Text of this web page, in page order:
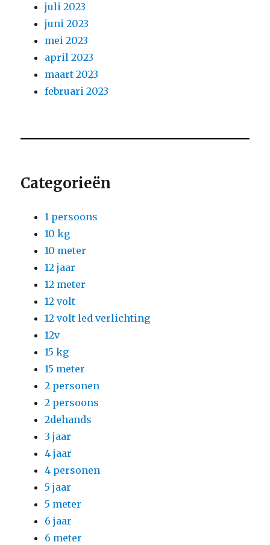
juli 2023
juni 2023
mei 2023
april 2023
maart 2023
februari 2023
Categorieën
1 persoons
10 kg
10 meter
12 jaar
12 meter
12 volt
12 volt led verlichting
12v
15 kg
15 meter
2 personen
2 persoons
2dehands
3 jaar
4 jaar
4 personen
5 jaar
5 meter
6 jaar
6 meter